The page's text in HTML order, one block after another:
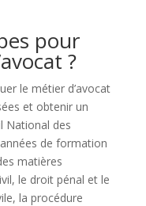
pour
?
le métier d’avocat
et obtenir un
National des
de formation
matières
le droit pénal et le
la procédure